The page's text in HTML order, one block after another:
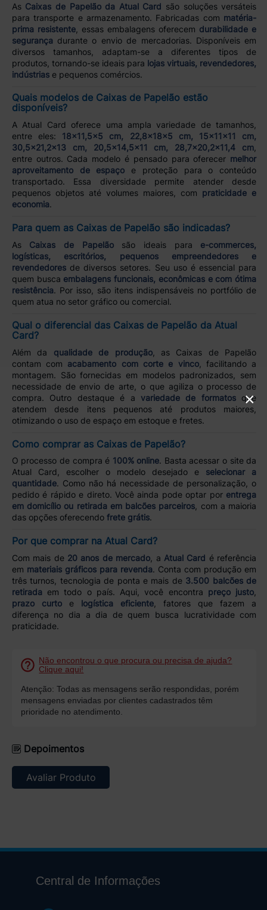
As Caixas de Papelão da Atual Card são soluções versáteis
para transporte e armazenamento. Fabricadas com matéria-
prima resistente, essas embalagens oferecem durabilidade e
segurança durante o envio de mercadorias. Disponíveis em
diversos tamanhos, adaptam-se a diferentes tipos de
produtos, tornando-se ideais para lojas virtuais, revendedores,
indústriase pequenos comércios.
Quais modelos de Caixas de Papelão estão
disponíveis?
A Atual Card oferece uma ampla variedade de tamanhos,
entre eles: 18x11,5x5 cm, 22,8x18x5 cm, 15x11x11 cm,
30,5x21,2x13 cm, 20,5x14,5x11 cm, 28,7x20,2x11,4 cm
entre outros. Cada modelo é pensado para oferecer melhor
aproveitamento de espaço e proteção para o conteúdo
transportado. Essa diversidade permite atender desde
pequenos objetos até volumes maiores, com praticidade e
economia.
Para quem as Caixas de Papelão são indicadas?
As Caixas de Papelãosão ideais para e-commerces,
logísticas, escritórios, pequenos empreendedores e
revendedoresde diversos setores. Seu uso é essencial para
quem busca embalagens funcionais, econômicas e com ótima
resistência. Por isso, são itens indispensáveis no portfólio de
quem atua no setor gráfico ou comercial.
Qual o diferencial das Caixas de Papelão da Atual
Card?
Além da qualidade de produção, as Caixas de Papelão
contam com acabamento com corte e vinco, facilitando a
montagem. São fornecidas em modelos padronizados, sem
necessidade de envio de arte, o que agiliza o processo de
compra. Outro destaque é a variedade de formatosque
atendem desde itens pequenos até produtos maiores,
otimizando o uso de espaço em estoque e fretes.
Como comprar as Caixas de Papelão?
O processo de compra é 100% online. Basta acessar o site da
Atual Card, escolher o modelo desejado e selecionar a
quantidade. Como não há necessidade de personalização, o
pedido é rápido e direto. Você ainda pode optar por entrega
em domicílio ou retirada em balcões parceiros, com a maioria
das opções oferecendo frete grátis.
Por que comprar na Atual Card?
Com mais de 20 anos de mercado , a Atual Card é referência
em materiais gráficos para revenda. Conta com produção em
três turnos, tecnologia de ponta e mais de 3.500 balcões de
retiradaem todo o país. Aqui, você encontra preço justo
prazo curtoe logística eficiente , fatores que fazem a
diferença no dia a dia de quem busca lucratividade com
praticidade.
Não encontrou o que procura ou precisa de ajuda?
Clique aqui!
Atenção: Todas as mensagens serão respondidas, porém
mensagens enviadas por clientes cadastrados têm
prioridade no atendimento.
Depoimentos
Avaliar Produto
Central de Informações
×